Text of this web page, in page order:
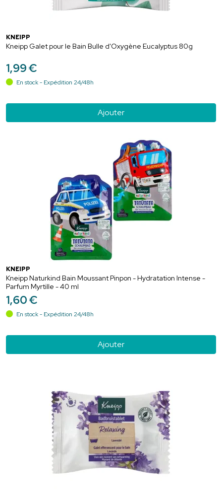
KNEIPP
Kneipp Galet pour le Bain Bulle d'Oxygène Eucalyptus 80g
1,99€
En stock - Expédition 24/48h
Ajouter
KNEIPP
Kneipp Naturkind Bain Moussant Pinpon - Hydratation Intense -
Parfum Myrtille - 40 ml
1,60€
En stock - Expédition 24/48h
Ajouter